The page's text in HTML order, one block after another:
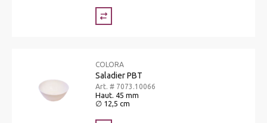
COLORA
Saladier PBT
Art. # 7073.10066
Haut. 45 mm
∅ 12,5 cm